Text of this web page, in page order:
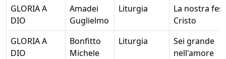
GLORIA A
DIO
Amadei
Guglielmo
Liturgia
La nostra
Cristo
GLORIA A
DIO
Bonfitto
Michele
Liturgia
Sei grande
nell'amore